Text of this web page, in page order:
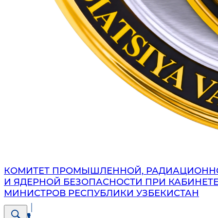
КОМИТЕТ ПРОМЫШЛЕННОЙ,
И ЯДЕРНОЙ БЕЗОПАСНОСТИ ПРИ
МИНИСТРОВ РЕСПУБЛИКИ УЗБЕКИСТАН